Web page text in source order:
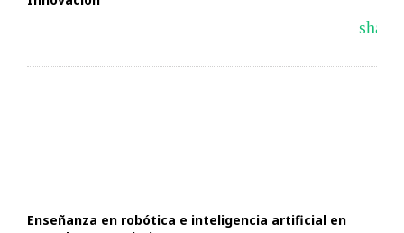
share
Enseñanza en robótica e inteligencia artificial en